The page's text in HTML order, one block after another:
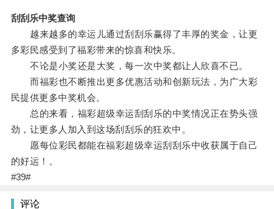
刮刮乐中奖查询
越来越多的幸运儿通过刮刮乐赢得了丰厚的奖金，让更
多彩民感受到了福彩带来的惊喜和快乐。
不论是小奖还是大奖，每一次中奖都让人欣喜不已。
而福彩也不断推出更多优惠活动和创新玩法，为广大彩
民提供更多中奖机会。
总的来看，福彩超级幸运刮刮乐的中奖情况正在势头强
劲，让更多人加入到这场刮刮乐的狂欢中。
愿每位彩民都能在福彩超级幸运刮刮乐中收获属于自己
的好运！。
#39#
评论